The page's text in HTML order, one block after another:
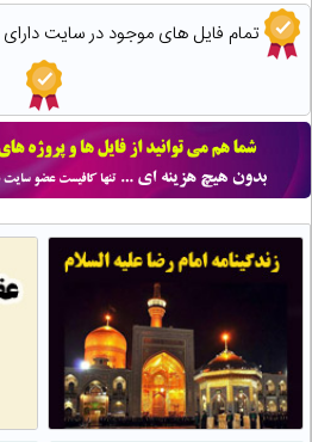
تمام فایل های موجود در سایت دارای